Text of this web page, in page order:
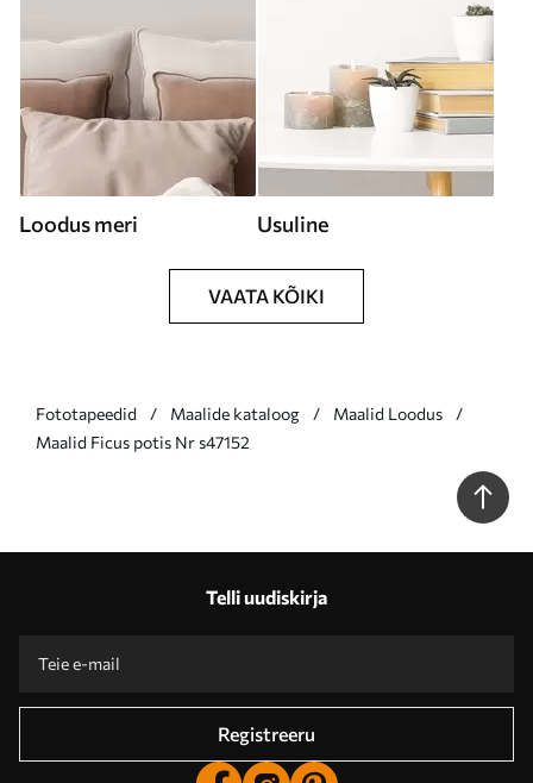
Loodus meri Usuline
VAATA KÕIKI
Fototapeedid Maalide kataloog
Maalid Loodus
Maalid Ficus potis Nr s47152
Telli uudiskirja
Registreeru